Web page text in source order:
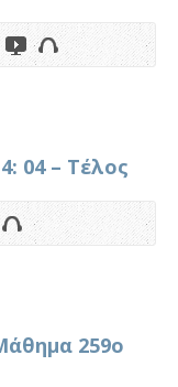
04 – Τέλος
259ο